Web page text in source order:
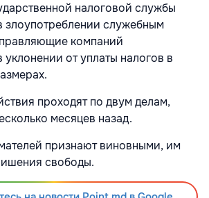
налоговой службы
злоупотреблении служебным
компаний
от уплаты налогов в
проходят по двум делам,
месяцев назад.
признают виновными, им
свободы.